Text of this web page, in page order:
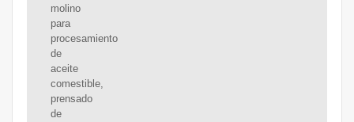
molino
para
procesamiento
de
aceite
comestible,
prensado
de